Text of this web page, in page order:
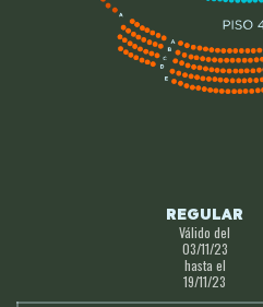
REGULAR
Válido del
03/11/23
hasta el
19/11/23